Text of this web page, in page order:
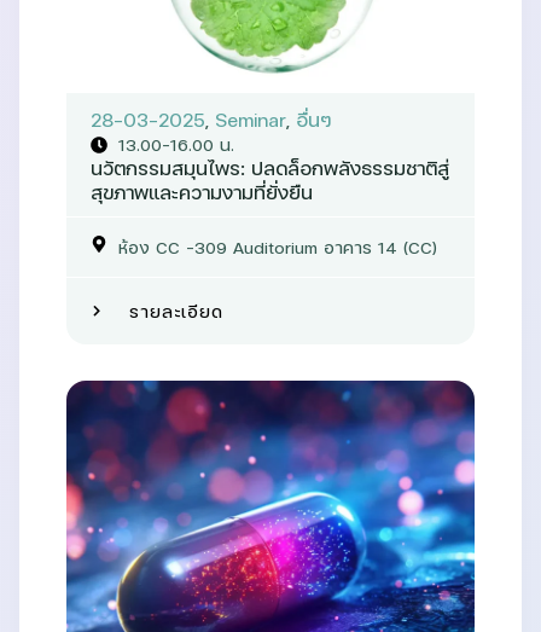
28-03-2025, Seminar, อื่นๆ
13.00-16.00 น.
นวัตกรรมสมุนไพร: ปลดล็อกพลังธรรมชาติสู่
สุขภาพและความงามที่ยั่งยืน
ห้อง CC –309 Auditorium อาคาร 14 (CC)
รายละเอียด